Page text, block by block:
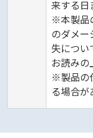
来する日
※本製品
のダメ
失につい
お読みの
※製品の
る場合が